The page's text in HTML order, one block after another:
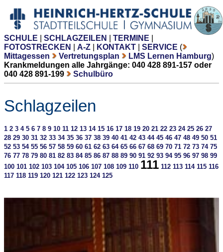
SCHULE SCHLAGZEILEN TERMINE
FOTOSTRECKEN
A-Z KONTAKT SERVICE (
Mittagessen
Vertretungsplan LMS Lernen Hamburg)
Krankmeldungen alle Jahrgänge: 040 428 891-157 oder
040 428 891-199
Schulbüro
Schlagzeilen
1 2 3 4 5 6 7 8 9 10 11 12 13 14 15 16 17 18 19 20 21 22 23 24 25 26 27
28 29 30 31 32 33 34 35 36 37 38 39 40 41 42 43 44 45 46 47 48 49 50 51
52 53 54 55 56 57 58 59 60 61 62 63 64 65 66 67 68 69 70 71 72 73 74 75
76 77 78 79 80 81 82 83 84 85 86 87 88 89 90 91 92 93 94 95 96 97 98 99
100 101 102 103 104 105 106 107 108 109 110 111 112 113 114 115 116
117 118 119 120 121 122 123 124 125